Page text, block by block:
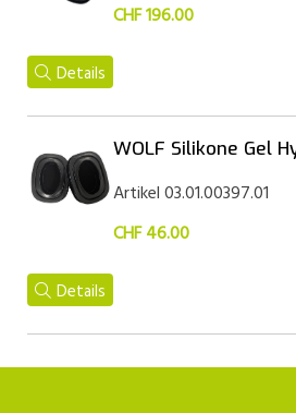
CHF 196.00
Details
WOLF Silikone Gel
Artikel 03.01.00397.01
CHF 46.00
Details